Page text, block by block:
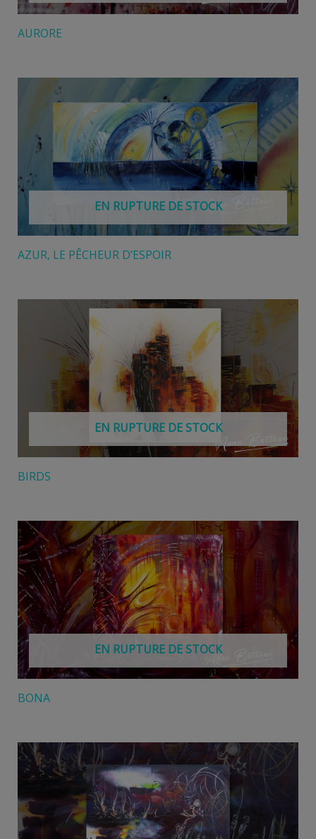
AURORE
EN RUPTURE DE STOCK
AZUR, LE PÊCHEUR D’ESPOIR
EN RUPTURE DE STOCK
BIRDS
EN RUPTURE DE STOCK
BONA